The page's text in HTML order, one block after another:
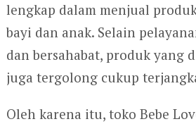
lengkap dalam menjual
bayi dan anak. Selain
dan bersahabat, produk yang
juga tergolong cukup
Oleh karena itu, toko Bebe